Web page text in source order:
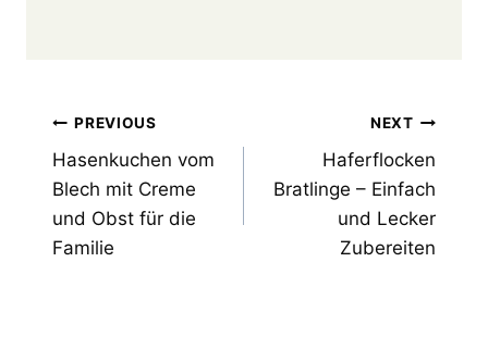
Post
navigation
PREVIOUS
Hasenkuchen vom
Blech mit Creme
und Obst für die
Familie
NEXT
Haferflocken
Bratlinge – Einfach
und Lecker
Zubereiten